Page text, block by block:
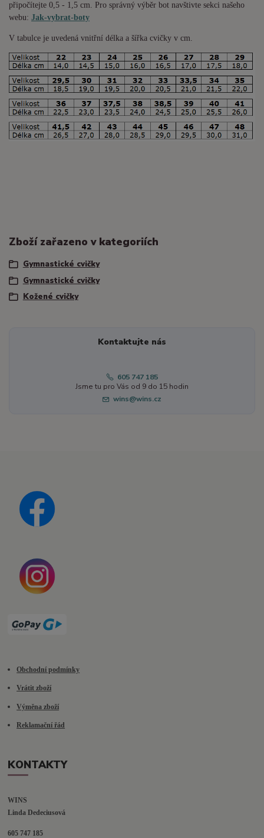
připočítejte 0,5 - 1,5 cm. Pro správný výběr bot navštivte sekci našeho
webu: Jak-vybrat-boty
V tabulce je uvedená vnitřní délka a šířka cvičky v cm.
Zboží zařazeno v kategoriích
Gymnastické cvičky
Gymnastické cvičky
Kožené cvičky
Kontaktujte nás
605 747 185
Jsme tu pro Vás od 9 do 15 hodin
wins@wins.cz
Obchodní podmínky
Vrátit zboží
Výměna zboží
Reklamační řád
KONTAKTY
WINS
Linda Dedeciusová
605 747 185